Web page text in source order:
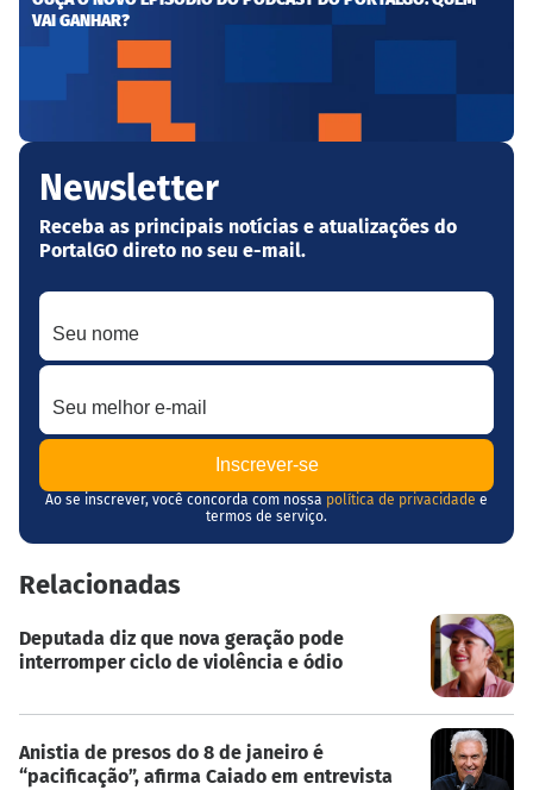
VAI GANHAR?
Newsletter
Receba as principais notícias e atualizações do
PortalGO direto no seu e-mail.
Seu nome
Seu melhor e-mail
Ao se inscrever, você concorda com nossa política de privacidade e
termos de serviço.
Relacionadas
Deputada diz que nova geração pode
interromper ciclo de violência e ódio
Anistia de presos do 8 de janeiro é
“pacificação”, afirma Caiado em entrevista